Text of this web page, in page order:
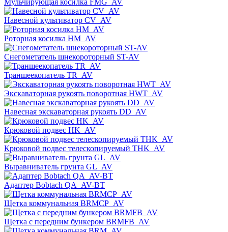
Навесной культиватор CV_AV
Роторная косилка HM_AV
Снегометатель шнекороторный ST-AV
Траншеекопатель TR_AV
Экскаваторная рукоять поворотная HWT_AV
Навесная экскаваторная рукоять DD_AV
Крюковой подвес HK_AV
Крюковой подвес телескопируемый THK_AV
Выравниватель грунта GL_AV
Адаптер Bobtach QA_AV-BT
Щетка коммунальная BRMСP_AV
Щетка с передним бункером BRMFB_AV